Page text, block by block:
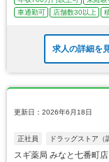
車通勤可
店舗数30以上
求人の詳細を
更新日：2026年6月18日
正社員 ドラッグストア（
スギ薬局 みなと七番町